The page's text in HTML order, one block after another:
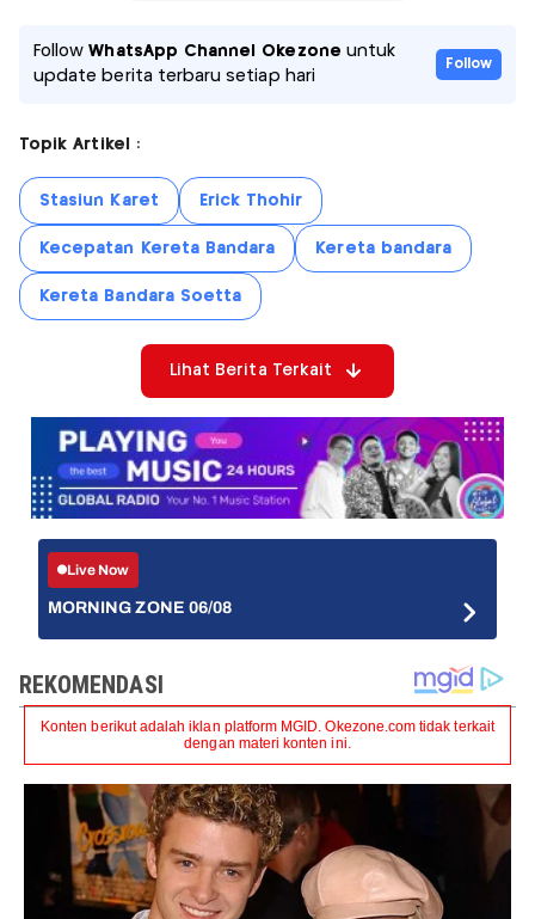
FollowWhatsApp Channel Okezone untuk
update berita terbaru setiap hari
Follow
Topik Artikel :
Stasiun Karet Erick Thohir
Kecepatan Kereta Bandara Kereta bandara
Kereta Bandara Soetta
Lihat Berita Terkait
Live Now
MORNING ZONE 06/08